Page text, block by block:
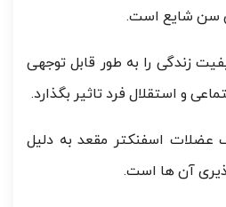
سن شایع است.
زندگی را به طور قابل توجهی
و استقلال فرد تاثیر بگذارد.
عضلات اسفنکتر مقعد به دلیل
آن ها است.